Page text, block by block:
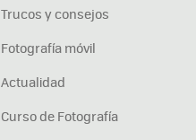
Trucos y consejos
Fotografía móvil
Actualidad
Curso de Fotografía